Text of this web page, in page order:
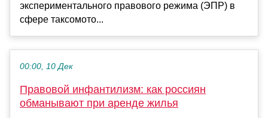
экспериментального правового режима (ЭПР) в
сфере таксомото...
00:00, 10 Дек
Правовой инфантилизм: как россиян
обманывают при аренде жилья